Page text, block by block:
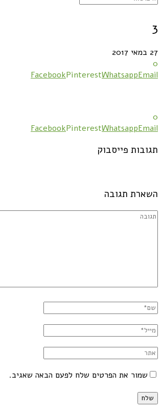
3
27 במאי 2017
0
FacebookPinterestWhatsappEmail
0
FacebookPinterestWhatsappEmail
תגובות פייסבוק
השארת תגובה
שמור את הפרטים שלח לפעם הבאה שאגיב.